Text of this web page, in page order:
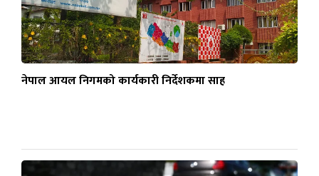
नेपाल आयल निगमको कार्यकारी निर्देशकमा साह